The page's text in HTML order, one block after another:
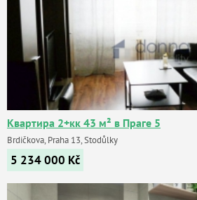
Квартира 2+кк 43 м² в Праге 5
Brdičkova, Praha 13, Stodůlky
5 234 000 Kč